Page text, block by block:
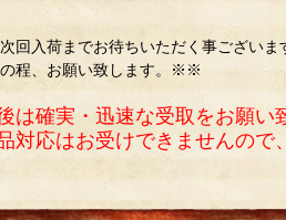
入荷までお待ちいただく事ございま
程、お願い致します。※※
は確実・迅速な受取をお願い
対応はお受けできませんので